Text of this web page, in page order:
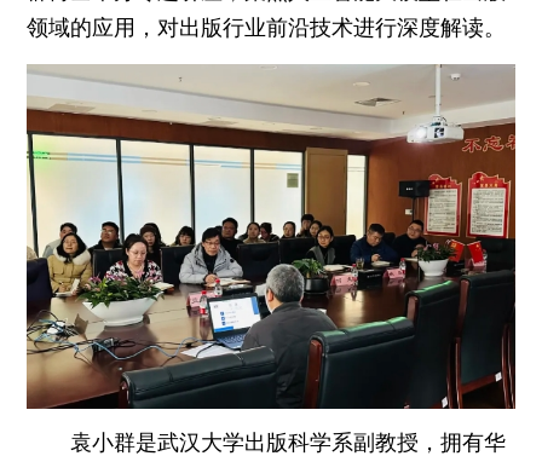
领域的应用，对出版行业前沿技术进行深度解读。
袁小群是武汉大学出版科学系副教授，拥有华